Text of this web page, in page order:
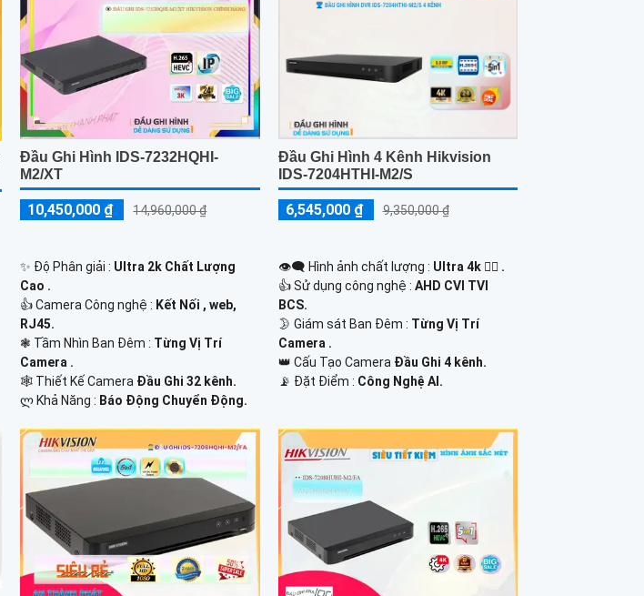
Đầu Ghi Hình IDS-7232HQHI-
M2/XT
10,450,000 ₫ 14,960,000 ₫
✨ Độ Phân giải : Ultra 2k Chất Lượng
Cao .
👍 Camera Công nghệ : Kết Nối , web,
RJ45.
❃ Tầm Nhìn Ban Đêm : Từng Vị Trí
Camera .
🕸️ Thiết Kế Camera Đầu Ghi 32 kênh.
️ლ Khả Năng : Báo Động Chuyển Động.
Đầu Ghi Hình 4 Kênh Hikvision
IDS-7204HTHI-M2/S
6,545,000 ₫ 9,350,000 ₫
👁️‍🗨 Hình ảnh chất lượng : Ultra 4k 👍🏾 .
👍 Sử dụng công nghệ : AHD CVI TVI
BCS.
🌛 Giám sát Ban Đêm : Từng Vị Trí
Camera .
👑 Cấu Tạo Camera Đầu Ghi 4 kênh.
️📡 Đặt Điểm : Công Nghệ AI.